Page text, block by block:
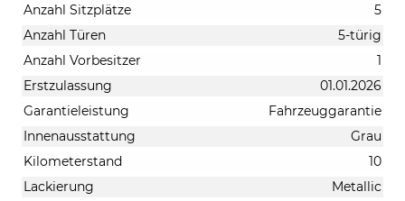
Anzahl Sitzplätze
5
Anzahl Türen
5-türig
Anzahl Vorbesitzer
1
Erstzulassung
01.01.2026
Garantieleistung
Fahrzeuggarantie
Innenausstattung
Grau
Kilometerstand
10
Lackierung
Metallic